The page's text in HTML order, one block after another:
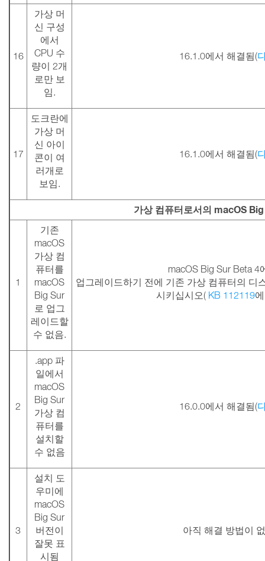
16
가상 머
신 구성
에서
CPU 수
량이 2개
로만 보
임.
16.1.0에서 해결됨(
17
도크란에
가상 머
신 아이
콘이 여
러개로
보임.
16.1.0에서 해결됨(
가상 컴퓨터로서의 macOS
1
기존
macOS
가상 컴
퓨터를
macOS
Big Sur
로 업그
레이드할
수 없음.
macOS Big Sur Beta 4
업그레이드하기 전에 기존 가상 컴퓨터의 디
시키십시오( KB 112119
2
.app 파
일에서
macOS
Big Sur
가상 컴
퓨터를
설치할
수 없음
16.0.0에서 해결됨(
3
설치 도
우미에
macOS
Big Sur
버전이
잘못 표
시됨
아직 해결 방법이